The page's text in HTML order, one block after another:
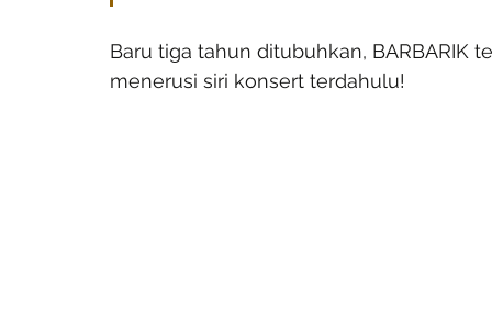
Baru tiga tahun ditubuhkan,
menerusi siri konsert terdahulu!